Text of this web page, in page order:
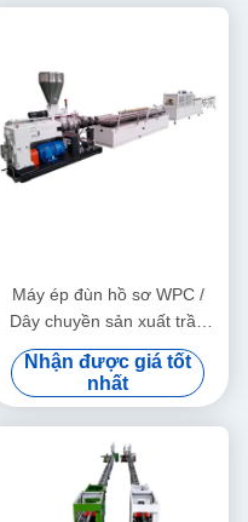
Máy ép đùn hồ sơ WPC /
Dây chuyền sản xuất trần
trang trí WPC
Nhận được giá tốt
nhất